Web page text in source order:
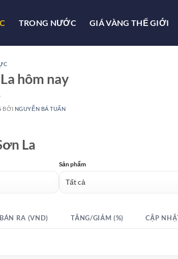
TRONG NƯỚC GIÁ VÀNG THẾ GIỚI
hôm nay
BỞI NGUYỄN BÁ TUẤN
La
Sản phẩm
BÁN RA (VND) TĂNG/GIẢM (%) CẬP